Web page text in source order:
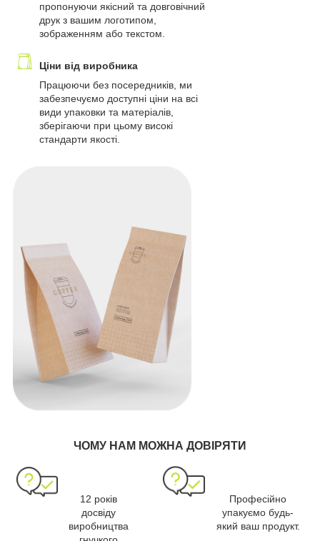
пропонуючи якісний та довговічний
друк з вашим логотипом,
зображенням або текстом.
Ціни від виробника
Працюючи без посередників, ми
забезпечуємо доступні ціни на всі
види упаковки та матеріалів,
зберігаючи при цьому високі
стандарти якості.
ЧОМУ НАМ МОЖНА ДОВІРЯТИ
12 років
досвіду
виробництва
Професійно
упакуємо будь-
який ваш продукт.